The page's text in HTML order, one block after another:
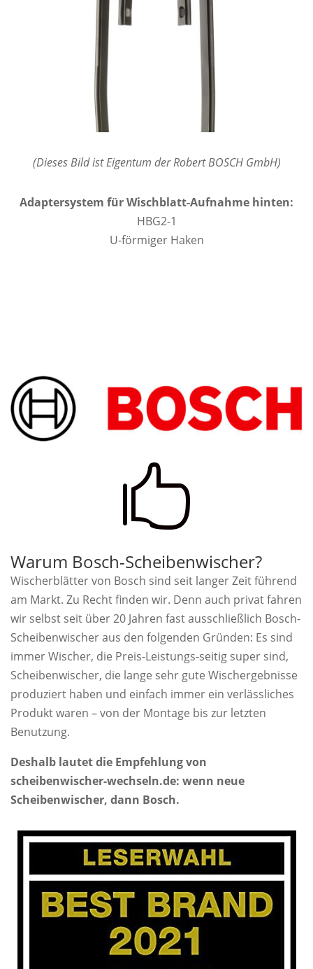
(Dieses Bild ist Eigentum der Robert BOSCH GmbH)
Adaptersystem für Wischblatt-Aufnahme hinten:
HBG2-1
U-förmiger Haken

Warum Bosch-Scheibenwischer?
Wischerblätter von Bosch sind seit langer Zeit führend
am Markt. Zu Recht finden wir. Denn auch privat fahren
wir selbst seit über 20 Jahren fast ausschließlich Bosch-
Scheibenwischer aus den folgenden Gründen: Es sind
immer Wischer, die Preis-Leistungs-seitig super sind,
Scheibenwischer, die lange sehr gute Wischergebnisse
produziert haben und einfach immer ein verlässliches
Produkt waren – von der Montage bis zur letzten
Benutzung.
Deshalb lautet die Empfehlung von
scheibenwischer-wechseln.de: wenn neue
Scheibenwischer, dann Bosch.